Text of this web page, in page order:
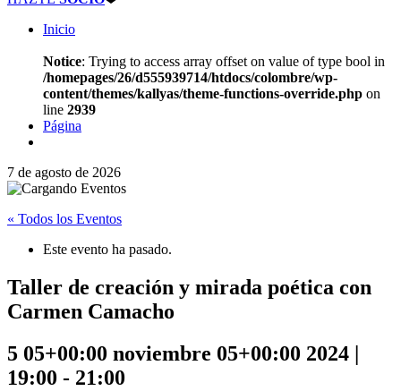
Inicio
Notice: Trying to access array offset on value of type bool in
/homepages/26/d555939714/htdocs/colombre/wp-
content/themes/kallyas/theme-functions-override.php on
line 2939
Página
7 de agosto de 2026
« Todos los Eventos
Este evento ha pasado.
Taller de creación y mirada poética con
Carmen Camacho
5 05+00:00 noviembre 05+00:00 2024 |
19:00 - 21:00